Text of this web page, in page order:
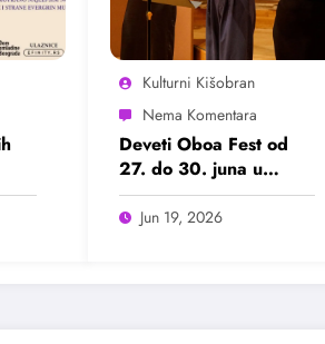
Kulturni Kišobran
Deveti Oboa Fest od
27. do 30. juna u
Beogradu
Jun 19, 2026